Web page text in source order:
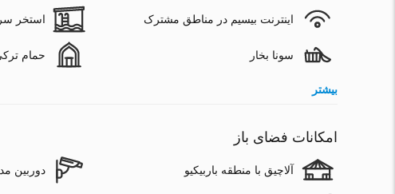
اینترنت بیسیم در مناطق مشترک استخر
سونا بخار حمام
بیشتر
امکانات فضای باز
آلاچیق با منطقه باربیکیو دوربین